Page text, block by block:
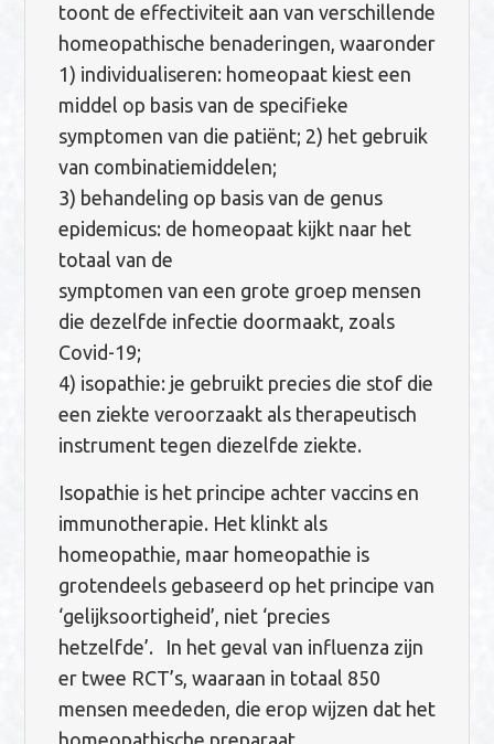
toont de effectiviteit aan van verschillende
homeopathische benaderingen, waaronder
1) individualiseren: homeopaat kiest een
middel op basis van de specifieke
symptomen van die patiënt; 2) het gebruik
van combinatiemiddelen;
3) behandeling op basis van de genus
epidemicus: de homeopaat kijkt naar het
totaal van de
symptomen van een grote groep mensen
die dezelfde infectie doormaakt, zoals
Covid-19;
4) isopathie: je gebruikt precies die stof die
een ziekte veroorzaakt als therapeutisch
instrument tegen diezelfde ziekte.
Isopathie is het principe achter vaccins en
immunotherapie. Het klinkt als
homeopathie, maar homeopathie is
grotendeels gebaseerd op het principe van
‘gelijksoortigheid’, niet ‘precies
hetzelfde’. In het geval van influenza zijn
er twee RCT’s, waaraan in totaal 850
mensen meededen, die erop wijzen dat het
homeopathische preparaat